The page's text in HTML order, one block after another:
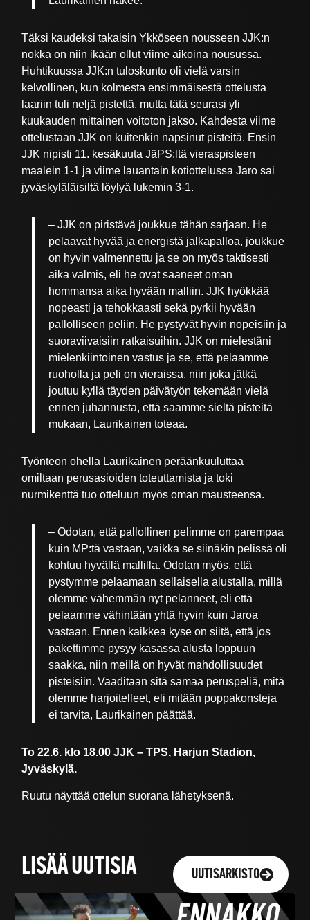
Täksi kaudeksi takaisin Ykköseen nousseen JJK:n
nokka on niin ikään ollut viime aikoina nousussa.
Huhtikuussa JJK:n tuloskunto oli vielä varsin
kelvollinen, kun kolmesta ensimmäisestä ottelusta
laariin tuli neljä pistettä, mutta tätä seurasi yli
kuukauden mittainen voitoton jakso. Kahdesta viime
ottelustaan JJK on kuitenkin napsinut pisteitä. Ensin
JJK nipisti 11. kesäkuuta JäPS:ltä vieraspisteen
maalein 1-1 ja viime lauantain kotiottelussa Jaro sai
jyväskyläläisiltä löylyä lukemin 3-1.
– JJK on piristävä joukkue tähän sarjaan. He
pelaavat hyvää ja energistä jalkapalloa, joukkue
on hyvin valmennettu ja se on myös taktisesti
aika valmis, eli he ovat saaneet oman
hommansa aika hyvään malliin. JJK hyökkää
nopeasti ja tehokkaasti sekä pyrkii hyvään
pallolliseen peliin. He pystyvät hyvin nopeisiin ja
suoraviivaisiin ratkaisuihin. JJK on mielestäni
mielenkiintoinen vastus ja se, että pelaamme
ruoholla ja peli on vieraissa, niin joka jätkä
joutuu kyllä täyden päivätyön tekemään vielä
ennen juhannusta, että saamme sieltä pisteitä
mukaan, Laurikainen toteaa.
Työnteon ohella Laurikainen peräänkuuluttaa
omiltaan perusasioiden toteuttamista ja toki
nurmikenttä tuo otteluun myös oman mausteensa.
– Odotan, että pallollinen pelimme on parempaa
kuin MP:tä vastaan, vaikka se siinäkin pelissä oli
kohtuu hyvällä mallilla. Odotan myös, että
pystymme pelaamaan sellaisella alustalla, millä
olemme vähemmän nyt pelanneet, eli että
pelaamme vähintään yhtä hyvin kuin Jaroa
vastaan. Ennen kaikkea kyse on siitä, että jos
pakettimme pysyy kasassa alusta loppuun
saakka, niin meillä on hyvät mahdollisuudet
pisteisiin. Vaaditaan sitä samaa peruspeliä, mitä
olemme harjoitelleet, eli mitään poppakonsteja
ei tarvita, Laurikainen päättää.
To 22.6. klo 18.00 JJK – TPS, Harjun Stadion,
Jyväskylä.
Ruutu näyttää ottelun suorana lähetyksenä.
LISÄÄ UUTISIA UUTISARKISTO